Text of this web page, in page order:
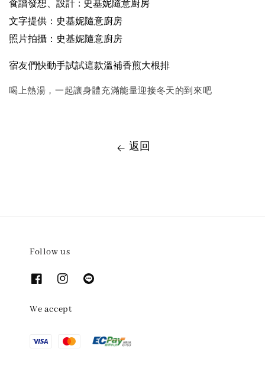
食譜發想、設計 : 史基妮隨意廚房
文字提供：史基妮隨意廚房
照片拍攝：史基妮隨意廚房
宿友們快動手試試這款溫補香煎大根排
喝上熱湯，一起讓身體充滿能量迎接冬天的到來吧
返回
Follow us
We accept